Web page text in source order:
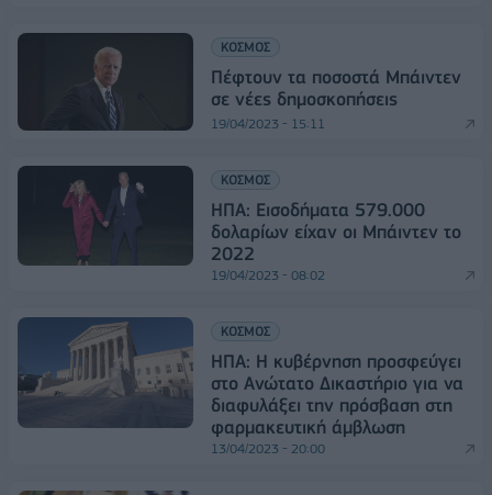
ΚΟΣΜΟΣ
Πέφτουν τα ποσοστά Μπάιντεν
σε νέες δημοσκοπήσεις
19/04/2023 - 15:11
ΚΟΣΜΟΣ
ΗΠΑ: Eισοδήματα 579.000
δολαρίων είχαν οι Μπάιντεν το
2022
19/04/2023 - 08:02
ΚΟΣΜΟΣ
ΗΠΑ: Η κυβέρνηση προσφεύγει
στο Ανώτατο Δικαστήριο για να
διαφυλάξει την πρόσβαση στη
φαρμακευτική άμβλωση
13/04/2023 - 20:00